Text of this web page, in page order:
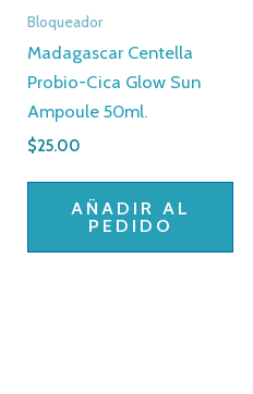
Bloqueador
Madagascar Centella
Probio-Cica Glow Sun
Ampoule 50ml.
$25.00
AÑADIR AL
PEDIDO